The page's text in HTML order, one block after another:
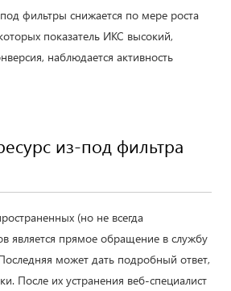
фильтры снижается по мере роста
показатель ИКС высокий,
наблюдается активность
из-под фильтра
(но не всегда
является прямое обращение в службу
может дать подробный ответ,
После их устранения веб-специалист